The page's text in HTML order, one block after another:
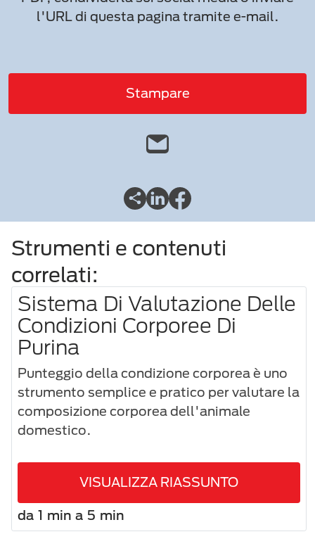
l'URL di questa pagina tramite e-mail.
Stampare
Strumenti e contenuti
correlati:
Sistema Di Valutazione Delle
Condizioni Corporee Di
Purina
Punteggio della condizione corporea è uno
strumento semplice e pratico per valutare la
composizione corporea dell'animale
domestico.
VISUALIZZA RIASSUNTO
da 1 min a 5 min